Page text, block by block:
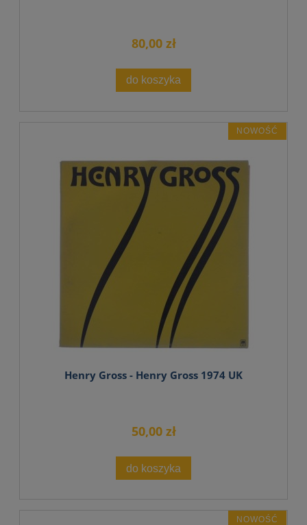
80,00 zł
do koszyka
Henry Gross - Henry Gross 1974 UK
50,00 zł
do koszyka
NOWOŚĆ
NOWOŚĆ